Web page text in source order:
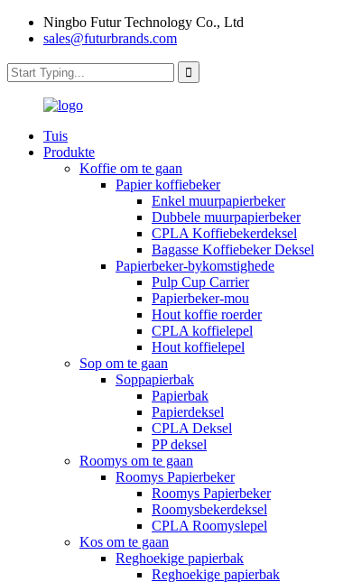
Ningbo Futur Technology Co., Ltd
sales@futurbrands.com
Tuis
Produkte
Koffie om te gaan
Papier koffiebeker
Enkel muurpapierbeker
Dubbele muurpapierbeker
CPLA Koffiebekerdeksel
Bagasse Koffiebeker Deksel
Papierbeker-bykomstighede
Pulp Cup Carrier
Papierbeker-mou
Hout koffie roerder
CPLA koffielepel
Hout koffielepel
Sop om te gaan
Soppapierbak
Papierbak
Papierdeksel
CPLA Deksel
PP deksel
Roomys om te gaan
Roomys Papierbeker
Roomys Papierbeker
Roomysbekerdeksel
CPLA Roomyslepel
Kos om te gaan
Reghoekige papierbak
Reghoekige papierbak